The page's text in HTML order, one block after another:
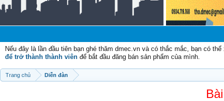
Nếu đây là lần đầu tiên bạn ghé thăm dmec.vn và có thắc mắc, bạn có
để trở thành thành viên để bắt đầu đăng bán sản phẩm của mình.
Trang chủ Diễn đàn